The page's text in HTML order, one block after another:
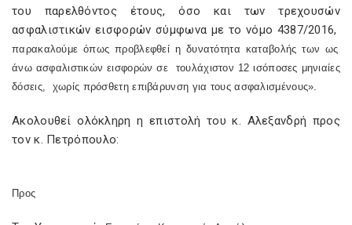
του παρελθόντος έτους, όσο και των τρεχουσών
ασφαλιστικών εισφορών σύμφωνα με το νόμο 4387/2016,
παρακαλούμε όπως προβλεφθεί η δυνατότητα καταβολής των ως
άνω ασφαλιστικών εισφορών σε
τουλάχιστον 12 ισόποσες μηνιαίες
δόσεις,
χωρίς πρόσθετη επιβάρυνση για τους ασφαλισμένους».
Ακολουθεί ολόκληρη η επιστολή του κ. Αλεξανδρή προς
τον κ. Πετρόπουλο:
Προς